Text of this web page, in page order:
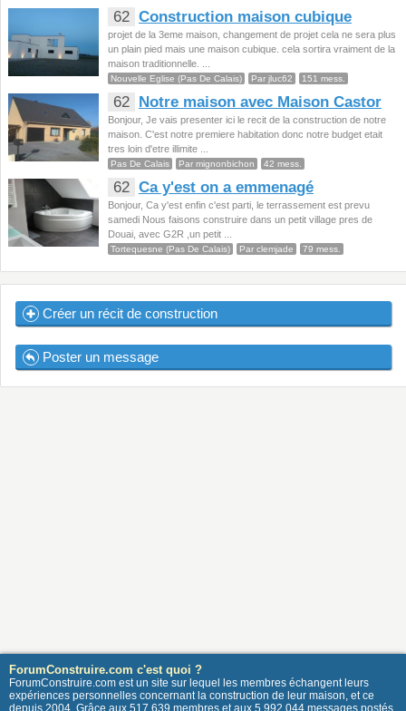
62 Construction maison cubique
projet de la 3eme maison, changement de projet cela ne sera plus
un plain pied mais une maison cubique. cela sortira vraiment de la
maison traditionnelle. ...
Nouvelle Eglise (Pas De Calais) Par jluc62 151 mess.
62 Notre maison avec Maison Castor
Bonjour, Je vais presenter ici le recit de la construction de notre
maison. C'est notre premiere habitation donc notre budget etait
tres loin d'etre illimite ...
Pas De Calais Par mignonbichon 42 mess.
62 Ca y'est on a emmenagé
Bonjour, Ca y'est enfin c'est parti, le terrassement est prevu
samedi Nous faisons construire dans un petit village pres de
Douai, avec G2R ,un petit ...
Tortequesne (Pas De Calais) Par clemjade 79 mess.
Créer un récit de construction
Poster un message
ForumConstruire.com c'est quoi ?
ForumConstruire.com est un site sur lequel les membres échangent leurs
expériences personnelles concernant la construction de leur maison, et ce